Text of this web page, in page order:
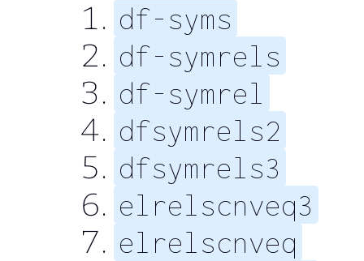
df-syms
df-symrels
df-symrel
dfsymrels2
dfsymrels3
elrelscnveq3
elrelscnveq